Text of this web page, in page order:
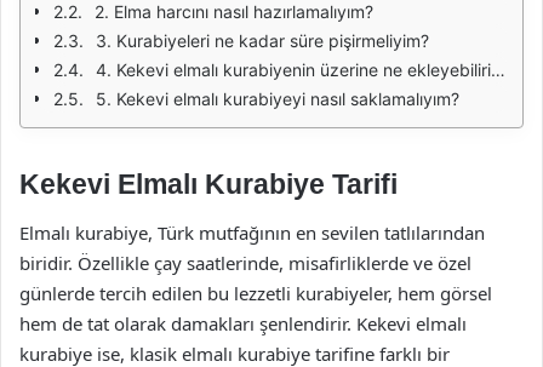
2. Elma harcını nasıl hazırlamalıyım?
3. Kurabiyeleri ne kadar süre pişirmeliyim?
4. Kekevi elmalı kurabiyenin üzerine ne ekleyebilirim?
5. Kekevi elmalı kurabiyeyi nasıl saklamalıyım?
Kekevi Elmalı Kurabiye Tarifi
Elmalı kurabiye, Türk mutfağının en sevilen tatlılarından
biridir. Özellikle çay saatlerinde, misafirliklerde ve özel
günlerde tercih edilen bu lezzetli kurabiyeler, hem görsel
hem de tat olarak damakları şenlendirir. Kekevi elmalı
kurabiye ise, klasik elmalı kurabiye tarifine farklı bir